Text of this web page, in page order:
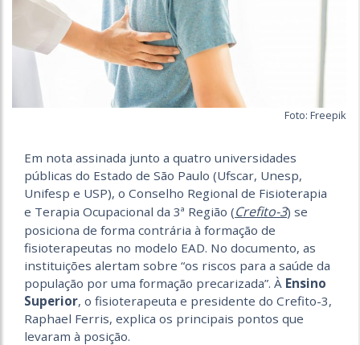
Foto: Freepik
Em nota assinada junto a quatro universidades
públicas do Estado de São Paulo (Ufscar, Unesp,
Unifesp e USP), o Conselho Regional de Fisioterapia
e Terapia Ocupacional da 3ª Região (Crefito-3) se
posiciona de forma contrária à formação de
fisioterapeutas no modelo EAD. No documento, as
instituições alertam sobre “os riscos para a saúde da
população por uma formação precarizada”. À Ensino
Superior, o fisioterapeuta e presidente do Crefito-3,
Raphael Ferris, explica os principais pontos que
levaram à posição.